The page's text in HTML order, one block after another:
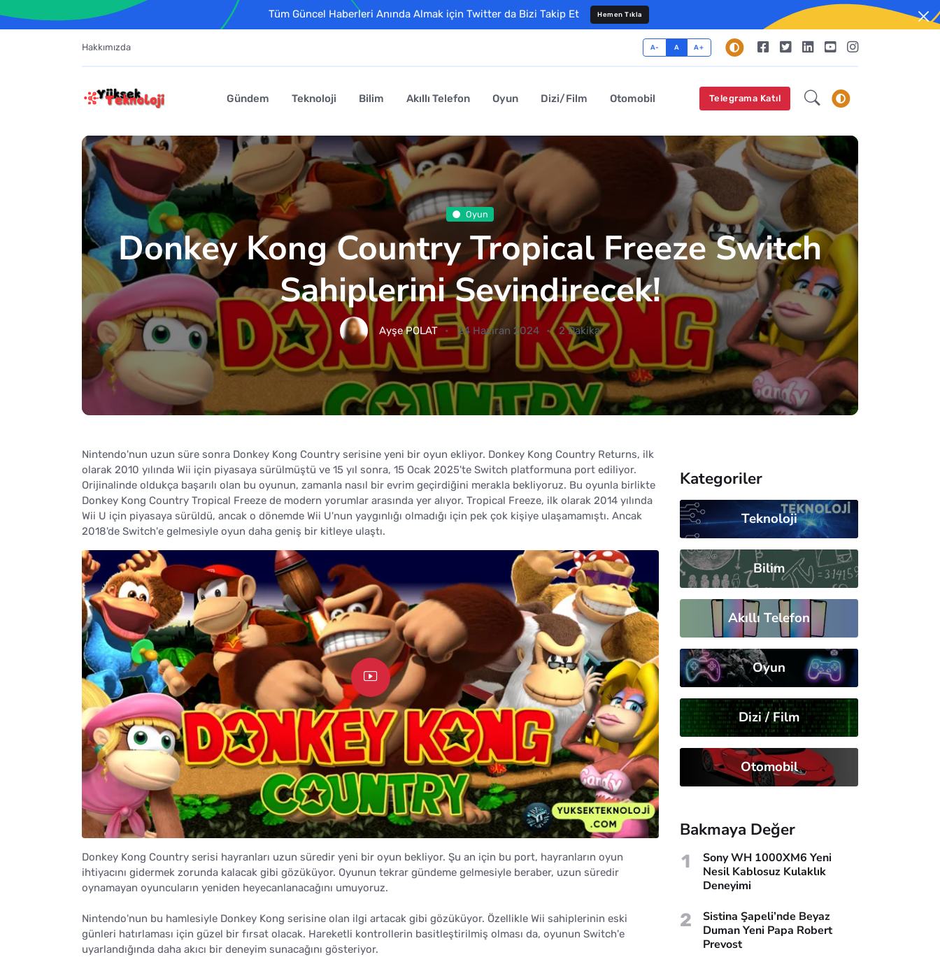
Tüm Güncel Haberleri Anında Almak için Twitter da Bizi Takip Et Hemen Tıkla
Hakkımızda A- A A+
Gündem Teknoloji Bilim Akıllı Telefon Oyun Dizi/Film Otomobil Telegrama Katıl
Oyun
Donkey Kong Country Tropical Freeze Switch
Sahiplerini Sevindirecek!
Ayşe POLAT 24 Haziran 2024 2 Dakika
Nintendo'nun uzun süre sonra Donkey Kong Country serisine yeni bir oyun ekliyor. Donkey Kong Country Returns, ilk
olarak 2010 yılında Wii için piyasaya sürülmüştü ve 15 yıl sonra, 15 Ocak 2025'te Switch platformuna port ediliyor.
Orijinalinde oldukça başarılı olan bu oyunun, zamanla nasıl bir evrim geçirdiğini merakla bekliyoruz. Bu oyunla birlikte
Donkey Kong Country Tropical Freeze de modern yorumlar arasında yer alıyor. Tropical Freeze, ilk olarak 2014 yılında
Wii U için piyasaya sürüldü, ancak o dönemde Wii U'nun yaygınlığı olmadığı için pek çok kişiye ulaşamamıştı. Ancak
2018'de Switch'e gelmesiyle oyun daha geniş bir kitleye ulaştı.
Donkey Kong Country serisi hayranları uzun süredir yeni bir oyun bekliyor. Şu an için bu port, hayranların oyun
ihtiyacını gidermek zorunda kalacak gibi gözüküyor. Oyunun tekrar gündeme gelmesiyle beraber, uzun süredir
oynamayan oyuncuların yeniden heyecanlanacağını umuyoruz.
Nintendo'nun bu hamlesiyle Donkey Kong serisine olan ilgi artacak gibi gözüküyor. Özellikle Wii sahiplerinin eski
günleri hatırlaması için güzel bir fırsat olacak. Hareketli kontrollerin basitleştirilmiş olması da, oyunun Switch'e
uyarlandığında daha akıcı bir deneyim sunacağını gösteriyor.
Kategoriler
Teknoloji
Bilim
Akıllı Telefon
Oyun
Dizi / Film
Otomobil
Bakmaya Değer
1
Sony WH 1000XM6 Yeni
Nesil Kablosuz Kulaklık
Deneyimi
2
Sistina Şapeli’nde Beyaz
Duman Yeni Papa Robert
Prevost